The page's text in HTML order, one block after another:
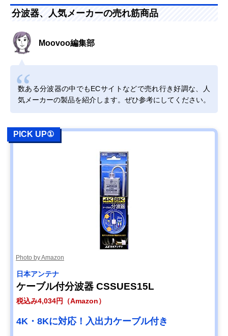
Amazonで見る
Amazonで見る
分波器 AE-327SW
Amazonで見る
DXアンテナ 分波
器 MBUM2WS(B)
ノイズに強い入出
力ケーブルを採用
ケーブル一体型
（入出力）
分波器 MBUMS
波器
日本アンテナ 屋内
用混合分波器
にくい高いシール
ド性能
アイネックス
(AINEX) アンテナ
分波器 ANT-DM
分波器・混合器と
して使える2in1
分波器、人気メーカーの売れ筋商品
Moovoo編集部
数ある分波器の中でもECサイトなどで売れ行き好調な、人
気メーカーの製品を紹介します。ぜひ参考にしてください。
PICK UP①
Photo by Amazon
日本アンテナ
ケーブル付分波器 CSSUES15L
税込み4,034円（Amazon）
4K・8Kに対応！入出力ケーブル付き